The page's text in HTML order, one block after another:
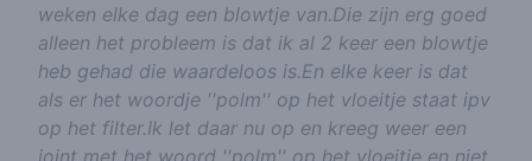
weken elke dag een blowtje van.Die zijn erg goed
alleen het probleem is dat ik al 2 keer een blowtje
heb gehad die waardeloos is.En elke keer is dat
als er het woordje ''polm'' op het vloeitje staat ipv
op het filter.Ik let daar nu op en kreeg weer een